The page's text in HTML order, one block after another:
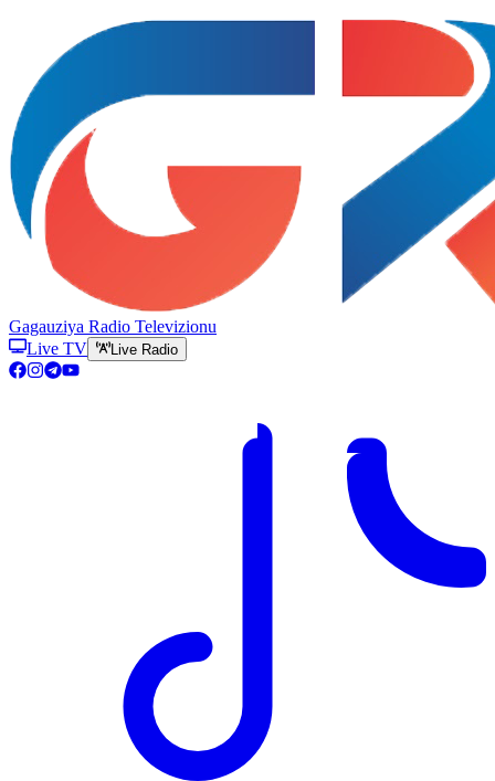
Gagauziya Radio Televizionu
Live TV
Live Radio